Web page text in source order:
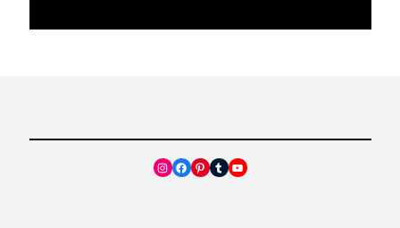
Instagram
Facebook
Pinterest
TumblrYouTube